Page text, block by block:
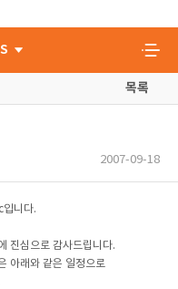
목록
2007-09-18
니다.
진심으로 감사드립니다.
아래와 같은 일정으로